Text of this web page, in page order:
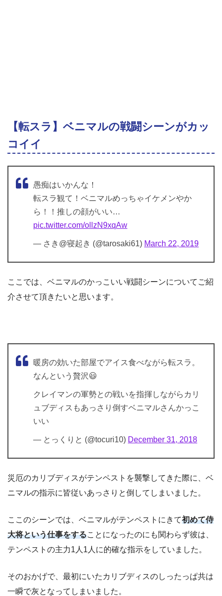
【転スラ】ベニマルの戦闘シーンがカッ
コイイ
愚痴はいかんな！
転スラ観て！ベニマルめっちゃイケメンやか
ら！！推しの顔がいい…
pic.twitter.com/ollzN9xqAw
— さき@寝起き (@tarosaki61) March 22, 2019
ここでは、ベニマルのかっこいい戦闘シーンについてご紹
介させて頂きたいと思います。
暖房の効いた部屋でアイス食べながら転スラ。
なんという贅沢😃
クレイマンの軍勢との戦いを指揮しながらカリ
ュブディスもあっさり倒すベニマルさんかっこ
いい
— とっくりと (@tocuri10) December 31, 2018
災厄のカリブディスがテンペストを襲撃してきた際に、ベ
ニマルの指示に皆従いあっさりと倒してしまいました。
ここのシーンでは、ベニマルがテンペストにきて初めて侍
大将という仕事をすることになったのにも関わらず彼は、
テンペストの主力1人1人に的確な指示をしていました。
そのおかげで、最初にいたカリブディスのしったっぱ共は
一瞬で灰となってしまいました。